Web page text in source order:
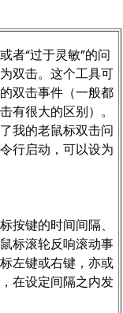
者“过于灵敏”的问
双击。这个工具可
双击事件（一般都
有很大的区别）。
我的老鼠标双击问
行启动，可以设为
按键的时间间隔、
标滚轮反响滚动事
左键或右键，亦或
在设定间隔之内发